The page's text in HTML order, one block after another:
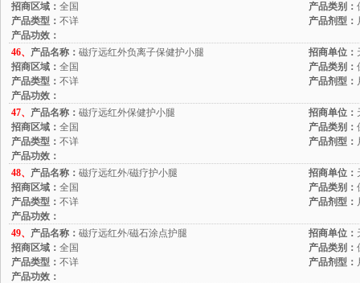
招商区域： 全国 产品类别：
产品类型： 不详 产品剂型：
产品功效：
46、 产品名称： 磁疗远红外负离子保健护小腿 招商单位：
招商区域： 全国 产品类别：
产品类型： 不详 产品剂型：
产品功效：
47、 产品名称： 磁疗远红外保健护小腿 招商单位：
招商区域： 全国 产品类别：
产品类型： 不详 产品剂型：
产品功效：
48、 产品名称： 磁疗远红外/磁疗护小腿 招商单位：
招商区域： 全国 产品类别：
产品类型： 不详 产品剂型：
产品功效：
49、 产品名称： 磁疗远红外/磁石涂点护腿 招商单位：
招商区域： 全国 产品类别：
产品类型： 不详 产品剂型：
产品功效：